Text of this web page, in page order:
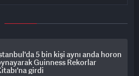
5 bin kişi aynı anda horon
Guinness Rekorlar
girdi